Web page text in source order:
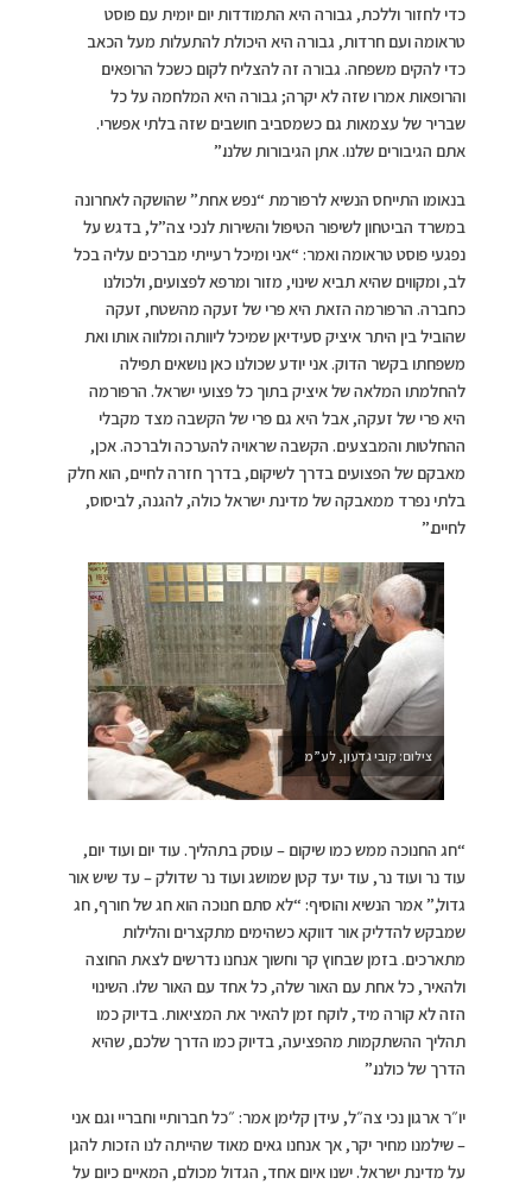
כדי לחזור וללכת, גבורה היא התמודדות יום יומית עם פוסט
טראומה ועם חרדות, גבורה היא היכולת להתעלות מעל הכאב
כדי להקים משפחה. גבורה זה להצליח לקום כשכל הרופאים
והרופאות אמרו שזה לא יקרה; גבורה היא המלחמה על כל
שבריר של עצמאות גם כשמסביב חושבים שזה בלתי אפשרי.
אתם הגיבורים שלנו. אתן הגיבורות שלנו.”
בנאומו התייחס הנשיא לרפורמת “נפש אחת” שהושקה לאחרונה
במשרד הביטחון לשיפור הטיפול והשירות לנכי צה”ל, בדגש על
נפגעי פוסט טראומה ואמר: “אני ומיכל רעייתי מברכים עליה בכל
לב, ומקווים שהיא תביא שינוי, מזור ומרפא לפצועים, ולכולנו
כחברה. הרפורמה הזאת היא פרי של זעקה מהשטח, זעקה
שהוביל בין היתר איציק סעידיאן שמיכל ליוותה ומלווה אותו ואת
משפחתו בקשר הדוק. אני יודע שכולנו כאן נושאים תפילה
להחלמתו המלאה של איציק בתוך כל פצועי ישראל. הרפורמה
היא פרי של זעקה, אבל היא גם פרי של הקשבה מצד מקבלי
ההחלטות והמבצעים. הקשבה שראויה להערכה ולברכה. אכן,
מאבקם של הפצועים בדרך לשיקום, בדרך חזרה לחיים, הוא חלק
בלתי נפרד ממאבקה של מדינת ישראל כולה, להגנה, לביסוס,
לחיים.”
צילום: קובי גדעון, לע”מ
“חג החנוכה ממש כמו שיקום – עוסק בתהליך. עוד יום ועוד יום,
עוד נר ועוד נר, עוד יעד קטן שמושג ועוד נר שדולק – עד שיש אור
גדול,” אמר הנשיא והוסיף: “לא סתם חנוכה הוא חג של חורף, חג
שמבקש להדליק אור דווקא כשהימים מתקצרים והלילות
מתארכים. בזמן שבחוץ קר וחשוך אנחנו נדרשים לצאת החוצה
ולהאיר, כל אחת עם האור שלה, כל אחד עם האור שלו. השינוי
הזה לא קורה מיד, לוקח זמן להאיר את המציאות. בדיוק כמו
תהליך ההשתקמות מהפציעה, בדיוק כמו הדרך שלכם, שהיא
הדרך של כולנו.”
יו״ר ארגון נכי צה״ל, עידן קלימן אמר: ״כל חברותיי וחבריי וגם אני
– שילמנו מחיר יקר, אך אנחנו גאים מאוד שהייתה לנו הזכות להגן
על מדינת ישראל. ישנו איום אחד, הגדול מכולם, המאיים כיום על